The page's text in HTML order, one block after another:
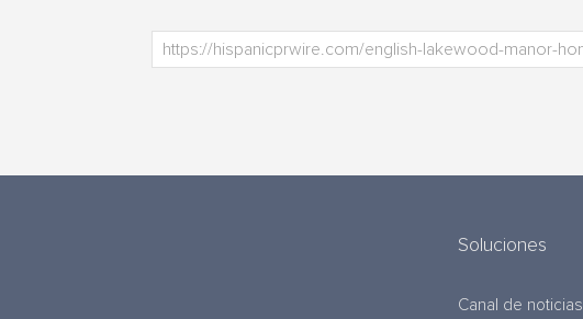
Soluciones
Canal de noticias